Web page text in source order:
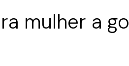
mulher a